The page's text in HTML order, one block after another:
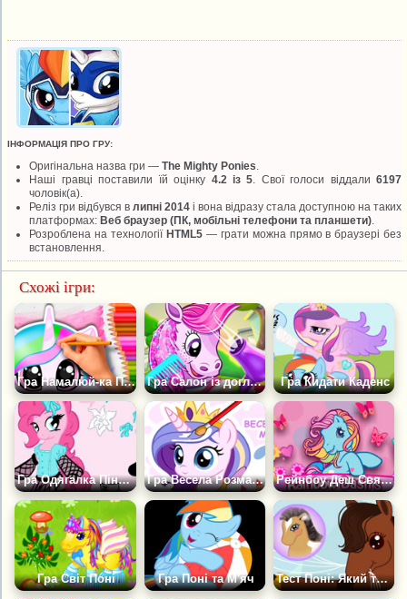
ІНФОРМАЦІЯ ПРО ГРУ:
Оригінальна назва гри —The Mighty Ponies
Наші гравці поставили їй оцінку 4.2 із 5 . Свої голоси віддали6197
чоловік(а).
Реліз гри відбувся влипні 2014 і вона відразу стала доступною на таких
платформах:Веб браузер (ПК, мобільні телефони та планшети)
Розроблена на технології HTML5— грати можна прямо в браузері без
встановлення.
Схожі ігри:
Гра Намалюй-ка Поні: АСМР Розмальовка Гра Салон із догляду за поні Гра Кидати Каденс
Гра Одягалка Пінкі Пай Гра Весела Розмальовка: Милі Поні Рейнбоу Деш Свято Чаювання
Гра Світ Поні Гра Поні та М'яч Тест Поні: Який ти Поні Сьогодні?